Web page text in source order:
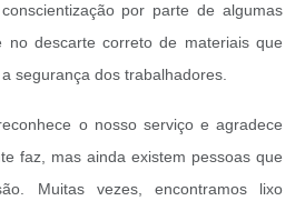
por parte de algumas
no descarte correto de materiais que
segurança dos trabalhadores.
o nosso serviço e agradece
faz, mas ainda existem pessoas que
Muitas vezes, encontramos lixo